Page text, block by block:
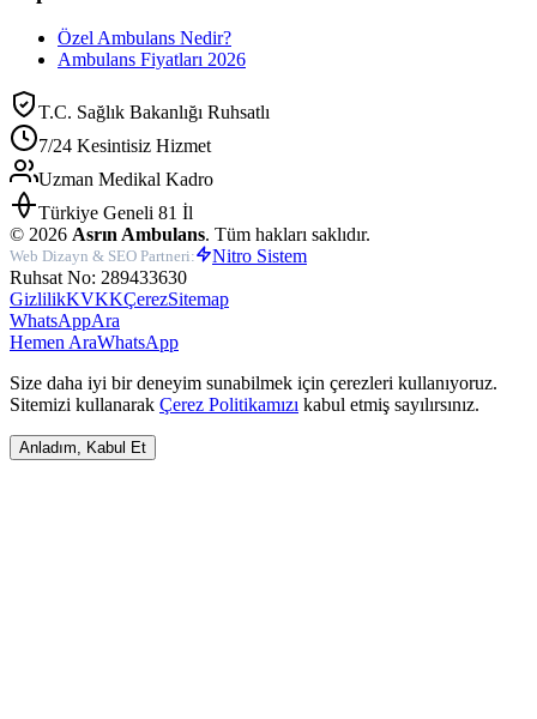
Özel Ambulans Nedir?
Ambulans Fiyatları 2026
T.C. Sağlık Bakanlığı Ruhsatlı
7/24 Kesintisiz Hizmet
Uzman Medikal Kadro
Türkiye Geneli 81 İl
© 2026 Asrın Ambulans. Tüm hakları saklıdır.
Web Dizayn & SEO Partneri:
Nitro Sistem
Ruhsat No: 289433630
GizlilikKVKKÇerezSitemap
WhatsAppAra
Hemen AraWhatsApp
Size daha iyi bir deneyim sunabilmek için çerezleri kullanıyoruz.
Sitemizi kullanarak Çerez Politikamızı kabul etmiş sayılırsınız.
Anladım, Kabul Et